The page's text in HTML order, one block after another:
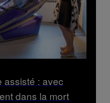
assisté : avec
dans la mort